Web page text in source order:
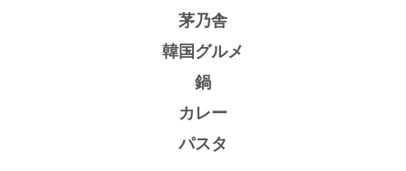
茅乃舎
韓国グルメ
鍋
カレー
パスタ